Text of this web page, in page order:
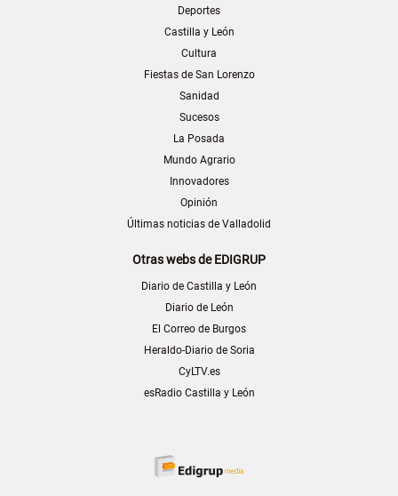
Deportes
Castilla y León
Cultura
Fiestas de San Lorenzo
Sanidad
Sucesos
La Posada
Mundo Agrario
Innovadores
Opinión
Últimas noticias de Valladolid
Otras webs de EDIGRUP
Diario de Castilla y León
Diario de León
El Correo de Burgos
Heraldo-Diario de Soria
CyLTV.es
esRadio Castilla y León